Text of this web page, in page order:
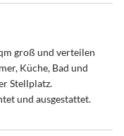
groß und verteilen
Küche, Bad und
Stellplatz.
und ausgestattet.